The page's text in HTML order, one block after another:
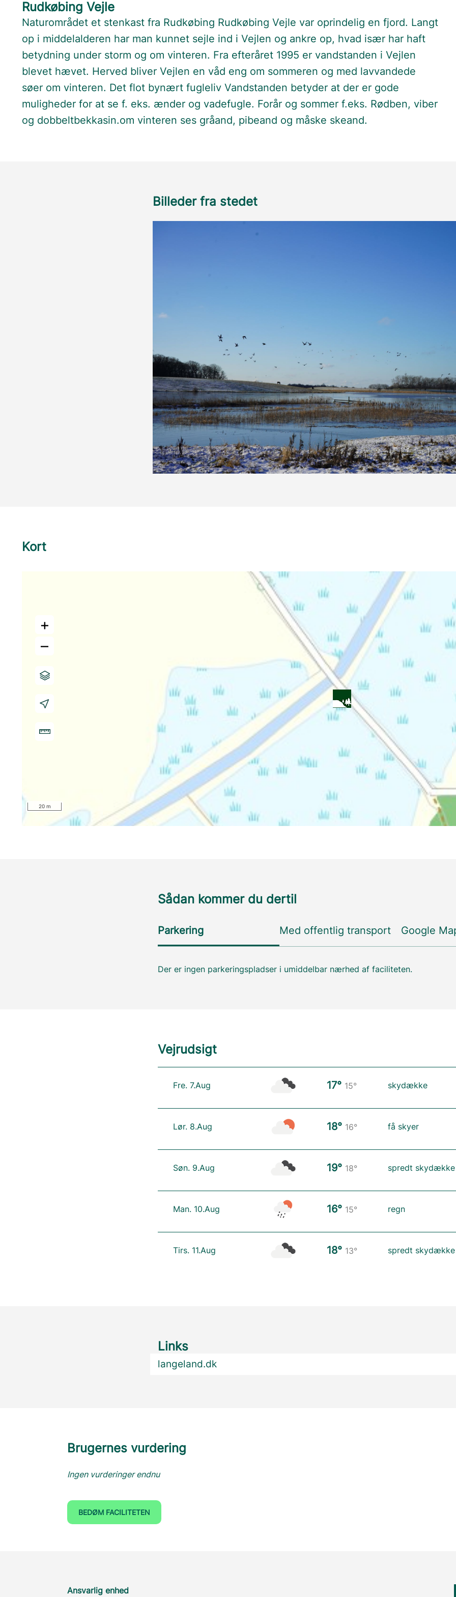
Rudkøbing Vejle
Naturområdet et stenkast fra Rudkøbing Rudkøbing Vejle var oprindelig en fjord. Langt
op i middelalderen har man kunnet sejle ind i Vejlen og ankre op, hvad især har haft
betydning under storm og om vinteren. Fra efteråret 1995 er vandstanden i Vejlen
blevet hævet. Herved bliver Vejlen en våd eng om sommeren og med lavvandede
søer om vinteren. Det flot bynært fugleliv Vandstanden betyder at der er gode
muligheder for at se f. eks. ænder og vadefugle. Forår og sommer f.eks. Rødben, viber
og dobbeltbekkasin.om vinteren ses gråand, pibeand og måske skeand.
Billeder fra stedet
Kort
+
–
20 m
Sådan kommer du dertil
Parkering Med offentlig transport Google
Der er ingen parkeringspladser i umiddelbar nærhed af faciliteten.
Vejrudsigt
Fre. 7.Aug 17° 15° skydække
Lør. 8.Aug 18° 16° få skyer
Søn. 9.Aug 19° 18° spredt skydække
Man. 10.Aug 16° 15° regn
Tirs. 11.Aug 18° 13° spredt skydække
Links
langeland.dk
Brugernes vurdering
Ingen vurderinger endnu
BEDØM FACILITETEN
Ansvarlig enhed